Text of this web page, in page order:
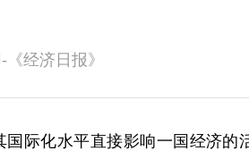
经济日报》
际化水平直接影响一国经济的